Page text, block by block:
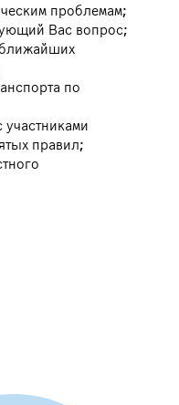
проблемам;
Вас вопрос;
ближайших
по
участниками
правил;